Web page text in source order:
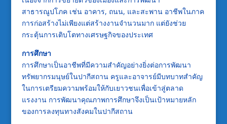
สาธารณูปโภค เช่น อาคาร, ถนน, และสะพาน อาชีพในภาค
การก่อสร้างไม่เพียงแต่สร้างงานจำนวนมาก แต่ยังช่วย
กระตุ้นการเติบโตทางเศรษฐกิจของประเทศ
การศึกษา
การศึกษาเป็นอาชีพที่มีความสำคัญอย่างยิ่งต่อการพัฒนา
ทรัพยากรมนุษย์ในปากีสถาน ครูและอาจารย์มีบทบาทสำคัญ
ในการเตรียมความพร้อมให้กับเยาวชนเพื่อเข้าสู่ตลาด
แรงงาน การพัฒนาคุณภาพการศึกษาจึงเป็นเป้าหมายหลัก
ของการลงทุนทางสังคมในปากีสถาน